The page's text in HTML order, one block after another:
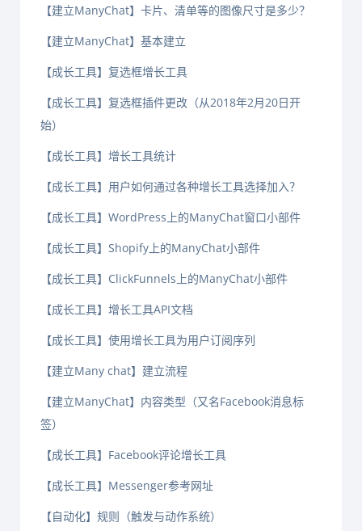
【建立ManyChat】卡片、清单等的图像尺寸是多少？
【建立ManyChat】基本建立
【成长工具】复选框增长工具
【成长工具】复选框插件更改（从2018年2月20日开
始）
【成长工具】增长工具统计
【成长工具】用户如何通过各种增长工具选择加入？
【成长工具】WordPress上的ManyChat窗口小部件
【成长工具】Shopify上的ManyChat小部件
【成长工具】ClickFunnels上的ManyChat小部件
【成长工具】增长工具API文档
【成长工具】使用增长工具为用户订阅序列
【建立Many chat】建立流程
【建立ManyChat】内容类型（又名Facebook消息标
签）
【成长工具】Facebook评论增长工具
【成长工具】Messenger参考网址
【自动化】规则（触发与动作系统）